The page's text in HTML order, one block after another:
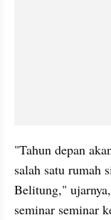
"Tahun depan
salah satu rumah
Belitung,"
seminar seminar